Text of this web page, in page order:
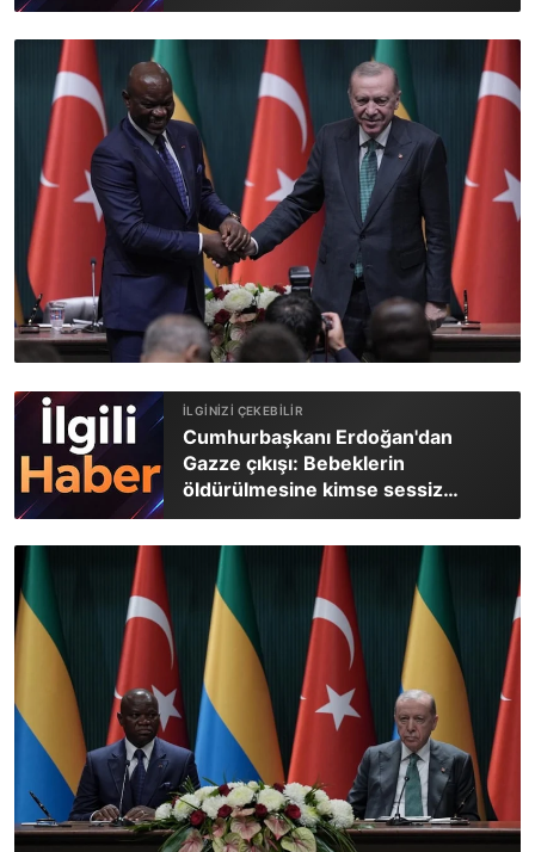
Cumhurbaşkanı Erdoğan'dan
Gazze çıkışı: Bebeklerin
öldürülmesine kimse sessiz
kalmamalı